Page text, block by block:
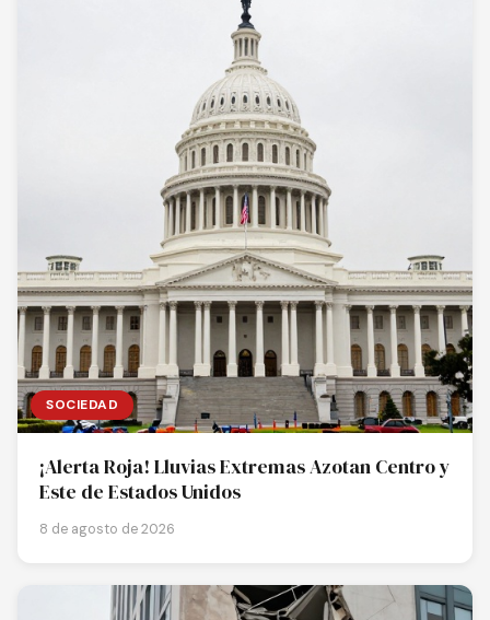
SOCIEDAD
¡Alerta Roja! Lluvias Extremas Azotan Centro y
Este de Estados Unidos
8 de agosto de 2026